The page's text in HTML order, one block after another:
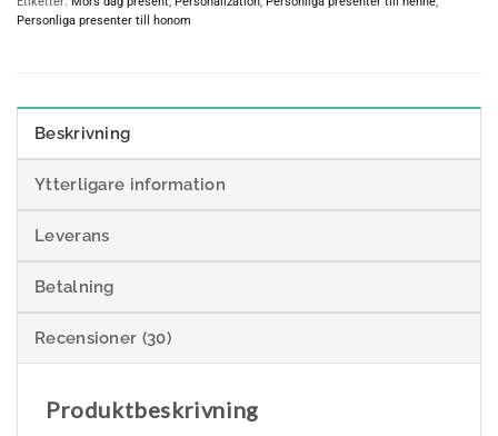
Personliga presenter till honom
Beskrivning
Ytterligare information
Leverans
Betalning
Recensioner (30)
Produktbeskrivning